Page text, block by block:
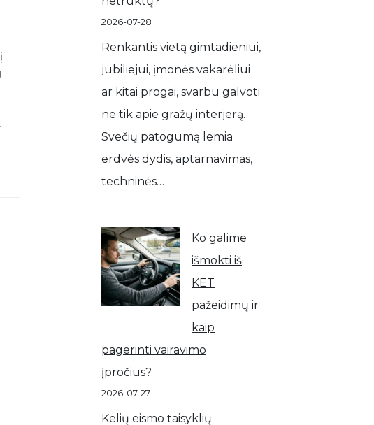
2026-07-28
Renkantis vietą gimtadieniui,
jubiliejui, įmonės vakarėliui
ar kitai progai, svarbu galvoti
ne tik apie gražų interjerą.
Svečių patogumą lemia
erdvės dydis, aptarnavimas,
techninės…
Ko galime
išmokti iš
KET
pažeidimų ir
kaip
pagerinti vairavimo
įpročius?
2026-07-27
Kelių eismo taisyklių